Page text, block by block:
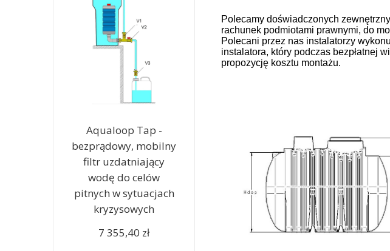
Polecamy doświadczonych
rachunek podmiotami prawnymi, do
Polecani przez nas instalatorzy
instalatora, który podczas bezpłatnej
propozycję kosztu montażu.
Aqualoop Tap -
bezprądowy, mobilny
filtr uzdatniający
wodę do celów
pitnych w sytuacjach
kryzysowych
7 355,40 zł